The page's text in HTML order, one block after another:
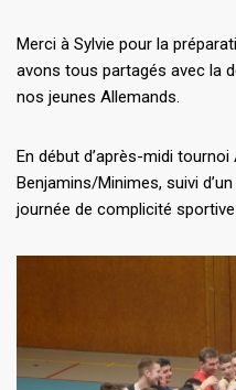
Merci à Sylvie pour la
avons tous partagés avec la
nos jeunes Allemands.
En début d’après-midi
Benjamins/Minimes, suivi
journée de complicité